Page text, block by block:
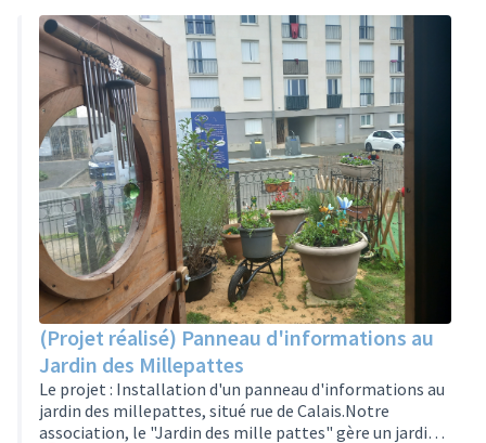
de leur écrire .Pour réaliser une production dans l'esprit
de celle du soixantenaire, en 2024. Elle se composerait
aussi d'une exposition, d'un film documentaire et de la
public…
(Projet réalisé) Panneau d'informations au
Jardin des Millepattes
Le projet : Installation d'un panneau d'informations au
jardin des millepattes, situé rue de Calais.Notre
association, le "Jardin des mille pattes" gère un jardin